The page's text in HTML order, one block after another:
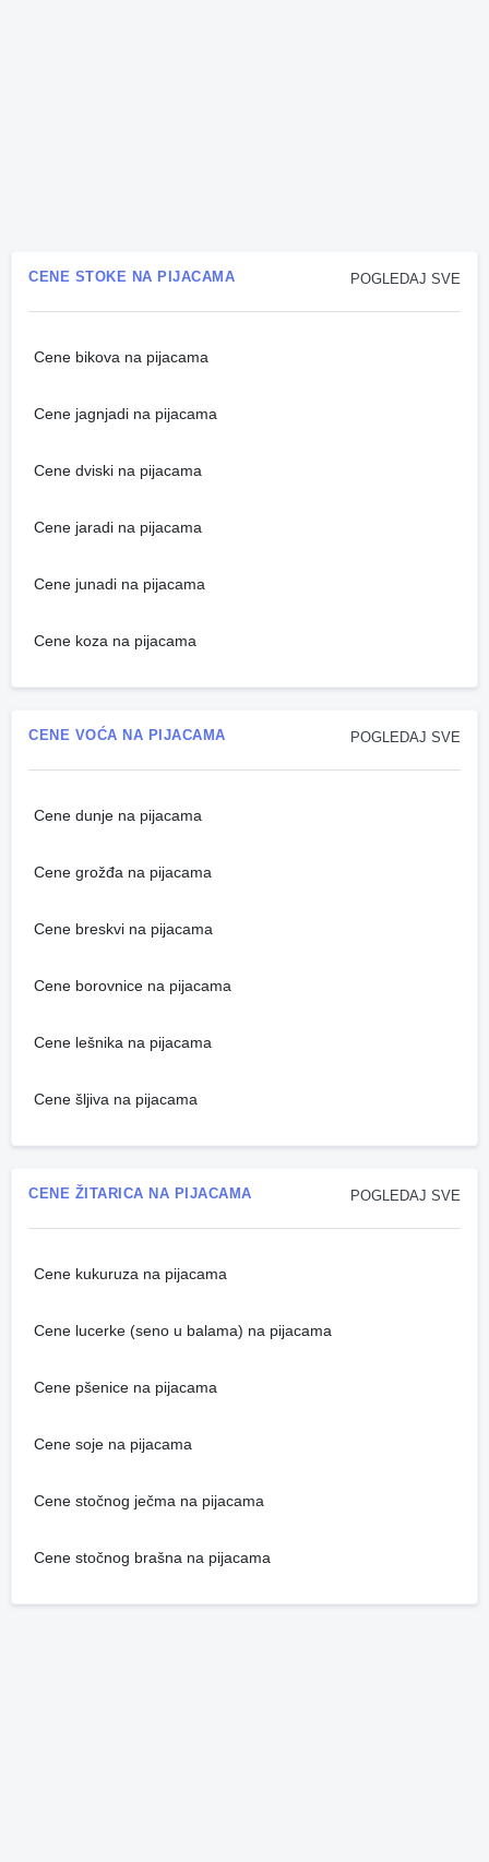
POGLEDAJ SVE
CENE STOKE NA PIJACAMA
Cene bikova na pijacama
Cene jagnjadi na pijacama
Cene dviski na pijacama
Cene jaradi na pijacama
Cene junadi na pijacama
Cene koza na pijacama
POGLEDAJ SVE
CENE VOĆA NA PIJACAMA
Cene dunje na pijacama
Cene grožđa na pijacama
Cene breskvi na pijacama
Cene borovnice na pijacama
Cene lešnika na pijacama
Cene šljiva na pijacama
POGLEDAJ SVE
CENE ŽITARICA NA PIJACAMA
Cene kukuruza na pijacama
Cene lucerke (seno u balama) na pijacama
Cene pšenice na pijacama
Cene soje na pijacama
Cene stočnog ječma na pijacama
Cene stočnog brašna na pijacama